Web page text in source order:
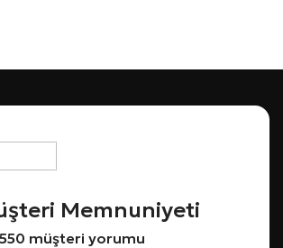
Memnuniyeti
müşteri yorumu